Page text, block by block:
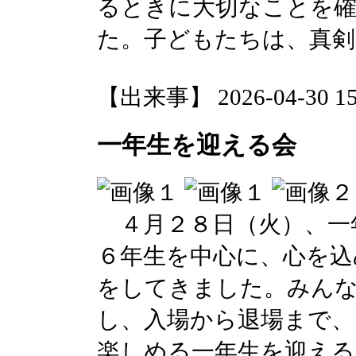
るときに大切なことを
た。子どもたちは、真
【出来事】 2026-04-30
一年生を迎える会
４月２８日（火）、
６年生を中心に、心を
をしてきました。みん
し、入場から退場まで